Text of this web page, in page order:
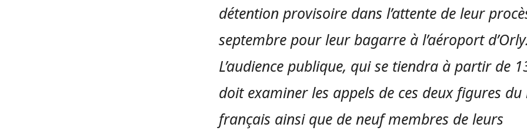
détention provisoire dans l’attente de leur
septembre pour leur bagarre à l’aéroport d’Orly.
L’audience publique, qui se tiendra à partir de
doit examiner les appels de ces deux figures
français ainsi que de neuf membres de leurs